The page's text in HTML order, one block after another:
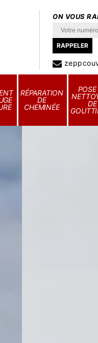
ON VOUS
RÉPARATION
DE
CHEMINÉE
POSE
DE